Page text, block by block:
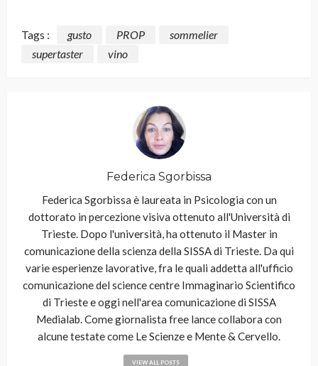
Tags : gusto PROP
sommelier
supertaster
vino
Federica Sgorbissa
Federica Sgorbissa è laureata in Psicologia con un
dottorato in percezione visiva ottenuto all'Università di
Trieste. Dopo l'università, ha ottenuto il Master in
comunicazione della scienza della SISSA di Trieste. Da qui
varie esperienze lavorative, fra le quali addetta all'ufficio
comunicazione del science centre Immaginario Scientifico
di Trieste e oggi nell'area comunicazione di SISSA
Medialab. Come giornalista free lance collabora con
alcune testate come Le Scienze e Mente & Cervello.
VIEW ALL POSTS